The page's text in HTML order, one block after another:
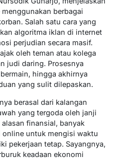
berbagai
Salah satu cara yang
algoritma iklan di internet
perjudian secara masif.
oleh teman atau kolega
judi daring. Prosesnya
hingga akhirnya
yang sulit dilepaskan.
berasal dari kalangan
yang tergoda oleh janji
finansial, banyak
online untuk mengisi waktu
pekerjaan tetap. Sayangnya,
keadaan ekonomi